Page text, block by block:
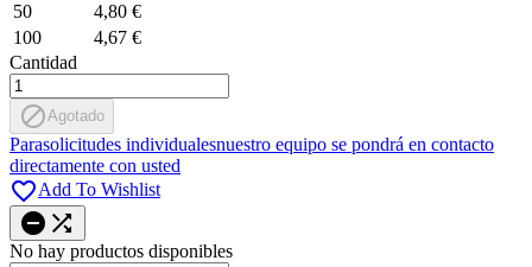
50
4,80 €
100
4,67 €
Cantidad
Agotado
Parasolicitudes individualesnuestro equipo se pondrá en contacto
directamente con usted
Add To Wishlist
 
No hay productos disponibles